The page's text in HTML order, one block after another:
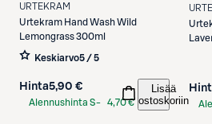
URTEKRAM
Urtekram Hand Wash Wild
Lemongrass 300ml
Keskiarvo5 / 5
Hinta5,90 €
Alennushinta S-
4,70 €
Lisää
ostoskoriin